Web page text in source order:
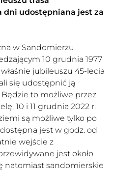
dni udostępniana jest za
w Sandomierzu
10 grudnia 1977
jubileuszu 45-lecia
się udostępnić ją
Będzie to możliwe przez
10 i 11 grudnia 2022 r.
są możliwe tylko po
jest w godz. od
wejście z
jest około
natomiast sandomierskie